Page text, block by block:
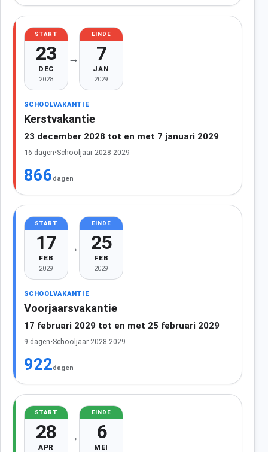
START
23
DEC
2028
→
EINDE
7
JAN
2029
SCHOOLVAKANTIE
Kerstvakantie
23 december 2028 tot en met 7 januari 2029
16 dagen•Schooljaar 2028-2029
866 dagen
START
17
FEB
2029
→
EINDE
25
FEB
2029
SCHOOLVAKANTIE
Voorjaarsvakantie
17 februari 2029 tot en met 25 februari 2029
9 dagen•Schooljaar 2028-2029
922dagen
START
28
APR
→
EINDE
6
MEI